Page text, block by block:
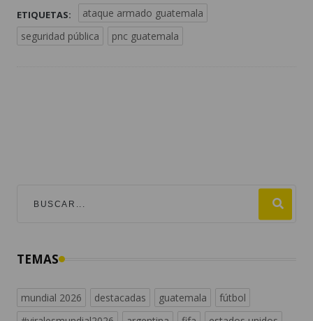
ETIQUETAS:
ataque armado guatemala
seguridad pública
pnc guatemala
mundial 2026
españa
noticias de guatemala messi